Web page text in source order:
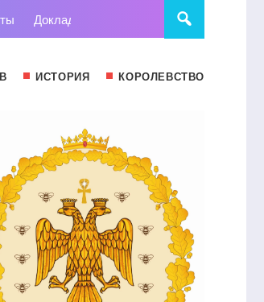
Доклады Суд
ИСТОРИЯ КОРОЛЕВСТВО